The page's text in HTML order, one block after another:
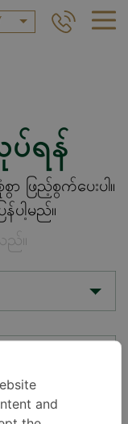
ပ်ရန်
ဖြည့်စွက်ပေးပါ။
ပါ့မည်။
။
and